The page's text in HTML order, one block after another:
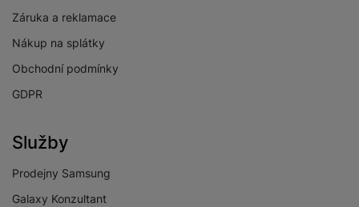
Záruka a reklamace
Nákup na splátky
Obchodní podmínky
GDPR
Služby
Prodejny Samsung
Galaxy Konzultant